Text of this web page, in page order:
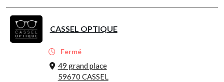
CASSEL OPTIQUE
Fermé
49 grand place
59670 CASSEL